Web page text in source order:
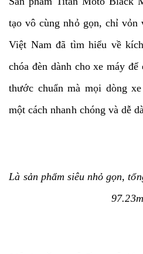
tạo vô cùng nhỏ gọn, chỉ vỏn
Việt Nam đã tìm hiểu về
chóa đèn dành cho xe máy
thước chuẩn mà mọi dòng
một cách nhanh chóng và dễ
Là sản phẩm siêu nhỏ gọn,